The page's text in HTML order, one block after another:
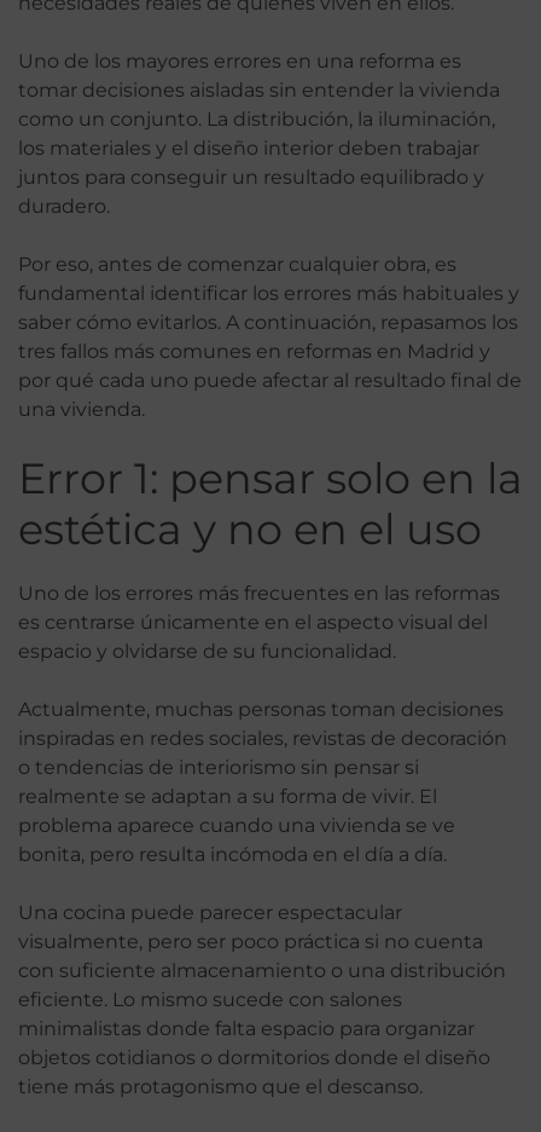
Uno de los mayores errores en una reforma es
tomar decisiones aisladas sin entender la vivienda
como un conjunto. La distribución, la iluminación,
los materiales y el diseño interior deben trabajar
juntos para conseguir un resultado equilibrado y
duradero.
Por eso, antes de comenzar cualquier obra, es
fundamental identificar los errores más habituales y
saber cómo evitarlos. A continuación, repasamos los
tres fallos más comunes en reformas en Madrid y
por qué cada uno puede afectar al resultado final de
una vivienda.
Error 1: pensar solo en la
estética y no en el uso
Uno de los errores más frecuentes en las reformas
es centrarse únicamente en el aspecto visual del
espacio y olvidarse de su funcionalidad.
Actualmente, muchas personas toman decisiones
inspiradas en redes sociales, revistas de decoración
o tendencias de interiorismo sin pensar si
realmente se adaptan a su forma de vivir. El
problema aparece cuando una vivienda se ve
bonita, pero resulta incómoda en el día a día.
Una cocina puede parecer espectacular
visualmente, pero ser poco práctica si no cuenta
con suficiente almacenamiento o una distribución
eficiente. Lo mismo sucede con salones
minimalistas donde falta espacio para organizar
objetos cotidianos o dormitorios donde el diseño
tiene más protagonismo que el descanso.